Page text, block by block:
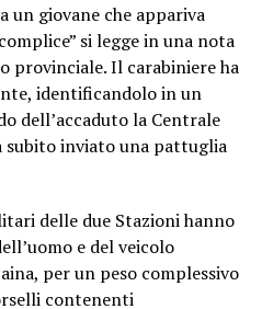
un giovane che appariva
si legge in una nota
provinciale. Il carabiniere ha
identificandolo in un
dell’accaduto la Centrale
subito inviato una pattuglia
delle due Stazioni hanno
e del veicolo
per un peso complessivo
contenenti